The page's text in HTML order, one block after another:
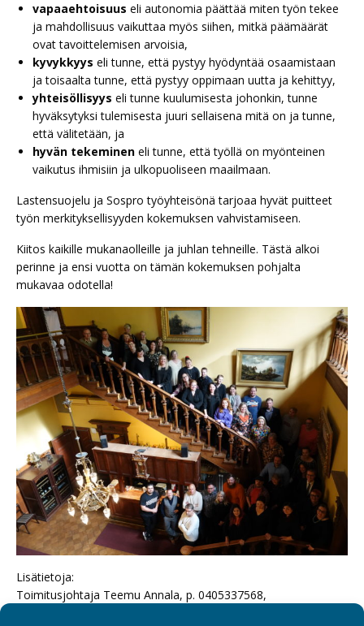
vapaaehtoisuus eli autonomia päättää miten työn tekee
ja mahdollisuus vaikuttaa myös siihen, mitkä päämäärät
ovat tavoittelemisen arvoisia,
kyvykkyys eli tunne, että pystyy hyödyntää osaamistaan
ja toisaalta tunne, että pystyy oppimaan uutta ja kehittyy,
yhteisöllisyys eli tunne kuulumisesta johonkin, tunne
hyväksytyksi tulemisesta juuri sellaisena mitä on ja tunne,
että välitetään, ja
hyvän tekeminen eli tunne, että työllä on myönteinen
vaikutus ihmisiin ja ulkopuoliseen maailmaan.
Lastensuojelu ja Sospro työyhteisönä tarjoaa hyvät puitteet
työn merkityksellisyyden kokemuksen vahvistamiseen.
Kiitos kaikille mukanaolleille ja juhlan tehneille. Tästä alkoi
perinne ja ensi vuotta on tämän kokemuksen pohjalta
mukavaa odotella!
Lisätietoja:
Toimitusjohtaja Teemu Annala, p. 0405337568,